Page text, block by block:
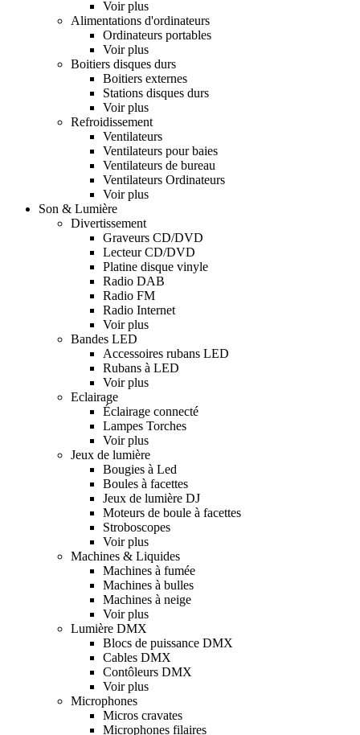
Voir plus
Alimentations d'ordinateurs
Ordinateurs portables
Voir plus
Boitiers disques durs
Boitiers externes
Stations disques durs
Voir plus
Refroidissement
Ventilateurs
Ventilateurs pour baies
Ventilateurs de bureau
Ventilateurs Ordinateurs
Voir plus
Son & Lumière
Divertissement
Graveurs CD/DVD
Lecteur CD/DVD
Platine disque vinyle
Radio DAB
Radio FM
Radio Internet
Voir plus
Bandes LED
Accessoires rubans LED
Rubans à LED
Voir plus
Eclairage
Éclairage connecté
Lampes Torches
Voir plus
Jeux de lumière
Bougies à Led
Boules à facettes
Jeux de lumière DJ
Moteurs de boule à facettes
Stroboscopes
Voir plus
Machines & Liquides
Machines à fumée
Machines à bulles
Machines à neige
Voir plus
Lumière DMX
Blocs de puissance DMX
Cables DMX
Contôleurs DMX
Voir plus
Microphones
Micros cravates
Microphones filaires